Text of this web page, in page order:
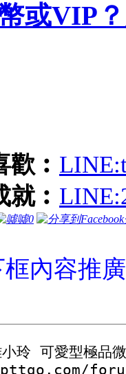
或VIP？
︰
︰
噓0
框內容推